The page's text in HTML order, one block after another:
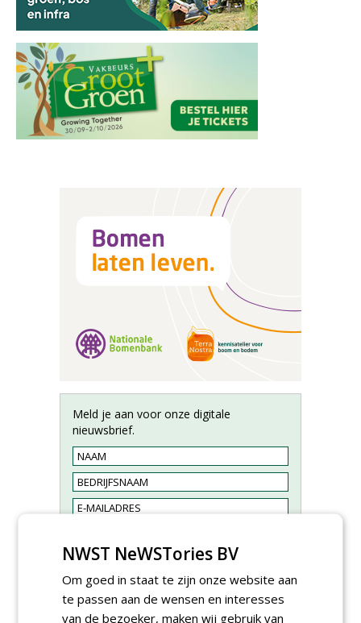
Meld je aan voor onze digitale
nieuwsbrief.
NWST NeWSTories BV
Om goed in staat te zijn onze website aan
te passen aan de wensen en interesses
van de bezoeker, maken wij gebruik van